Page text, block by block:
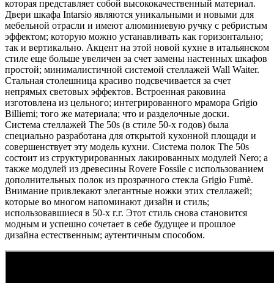
которая представляет собой высококачественный материал.
Двери шкафа Intarsio являются уникальными и новыми для
мебельной отрасли и имеют алюминиевую ручку с ребристым
эффектом; которую можно устанавливать как горизонтально;
так и вертикально. Акцент на этой новой кухне в итальянском
стиле еще больше увеличен за счет замены настенных шкафов
простой; минималистичной системой стеллажей Wall Waiter.
Стальная столешница красиво подсвечивается за счет
непрямых световых эффектов. Встроенная раковина
изготовлена ​​из цельного; интегрированного мрамора Grigio
Billiemi; того же материала; что и разделочные доски.
Система стеллажей The 50s (в стиле 50-х годов) была
специально разработана для открытой кухонной площади и
совершенствует эту модель кухни. Система полок The 50s
состоит из структурированных лакированных модулей Nero; а
также модулей из древесины Rovere Fossile с использованием
дополнительных полок из прозрачного стекла Grigio Fumè.
Внимание привлекают элегантные ножки этих стеллажей;
которые во многом напоминают дизайн и стиль;
использовавшиеся в 50-х г.г. Этот стиль снова становится
модным и успешно сочетает в себе будущее и прошлое
дизайна естественным; аутентичным способом.